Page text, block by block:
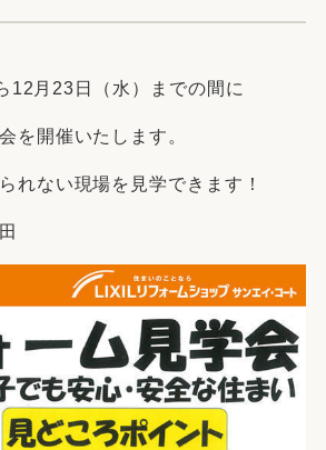
12月23日（水）までの間に
を開催いたします。
れない現場を見学できます！